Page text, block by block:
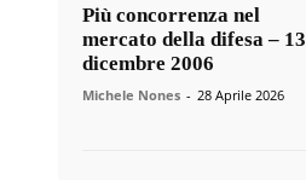
Più concorrenza nel
mercato della difesa – 13
dicembre 2006
Michele Nones - 28 Aprile 2026